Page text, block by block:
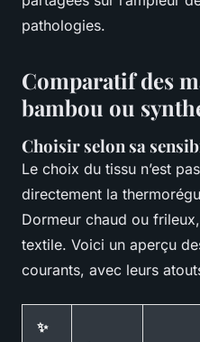
pathologies.
Comparatif des
bambou ou
Choisir selon sa
Le choix du tissu n’est
directement la
Dormeur chaud ou
textile. Voici un aperçu
courants, avec leurs
✨